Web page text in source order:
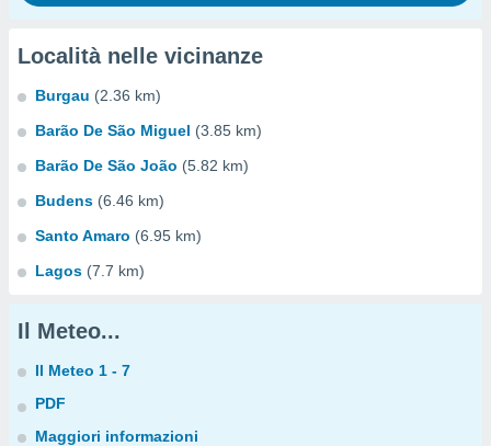
Località nelle vicinanze
Burgau (2.36 km)
Barão De São Miguel (3.85 km)
Barão De São João (5.82 km)
Budens (6.46 km)
Santo Amaro (6.95 km)
Lagos (7.7 km)
Il Meteo...
Il Meteo 1 - 7
PDF
Maggiori informazioni